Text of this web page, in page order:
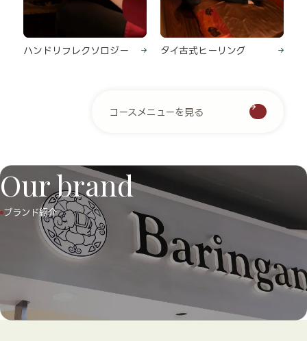
ハンドリフレクソロジー タイ古式ヒーリング
コースメニューを見る
Our brand
ブランド紹介